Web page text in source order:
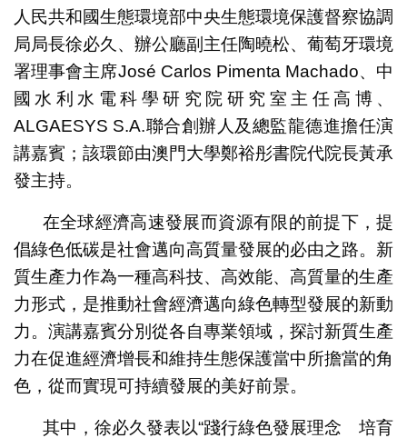
人民共和國生態環境部中央生態環境保護督察協調
局局長徐必久、辦公廳副主任陶曉松、葡萄牙環境
署理事會主席José Carlos Pimenta Machado、中
國水利水電科學研究院研究室主任高博、
ALGAESYS S.A.聯合創辦人及總監龍德進擔任演
講嘉賓；該環節由澳門大學鄭裕彤書院代院長黃承
發主持。
在全球經濟高速發展而資源有限的前提下，提
倡綠色低碳是社會邁向高質量發展的必由之路。新
質生產力作為一種高科技、高效能、高質量的生產
力形式，是推動社會經濟邁向綠色轉型發展的新動
力。演講嘉賓分別從各自專業領域，探討新質生產
力在促進經濟增長和維持生態保護當中所擔當的角
色，從而實現可持續發展的美好前景。
其中，徐必久發表以“踐行綠色發展理念 培育